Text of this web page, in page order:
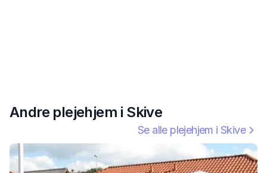
Andre plejehjem i Skive
Se alle plejehjem i Skive